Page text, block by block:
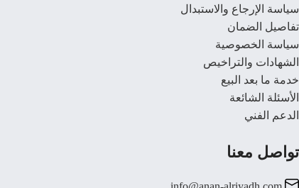
سياسة الإرجاع والاستبدال
تفاصيل الضمان
سياسة الخصوصية
الشهادات والتراخيص
خدمة ما بعد البيع
الأسئلة الشائعة
الدعم الفني
تواصل معنا